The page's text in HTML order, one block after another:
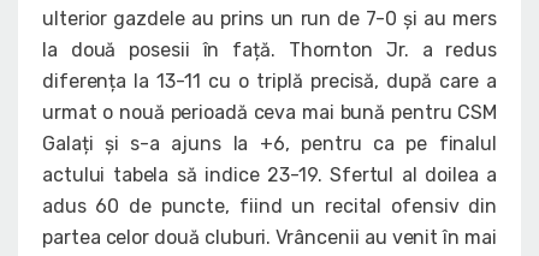
ulterior gazdele au prins un run de 7-0 și au mers
la două posesii în față. Thornton Jr. a redus
diferența la 13-11 cu o triplă precisă, după care a
urmat o nouă perioadă ceva mai bună pentru CSM
Galați și s-a ajuns la +6, pentru ca pe finalul
actului tabela să indice 23-19. Sfertul al doilea a
adus 60 de puncte, fiind un recital ofensiv din
partea celor două cluburi. Vrâncenii au venit în mai